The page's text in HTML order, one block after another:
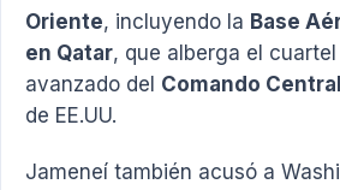
Oriente, incluyendo la Base
en Qatar, que alberga el cuartel
avanzado del Comando
de EE.UU.
Jameneí también acusó a